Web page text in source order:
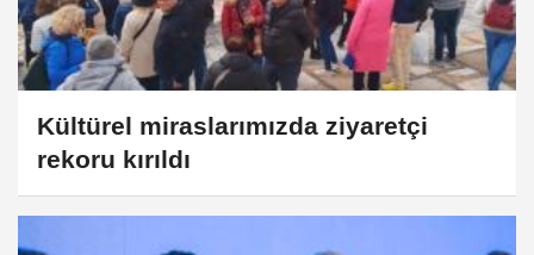
Kültürel miraslarımızda ziyaretçi
rekoru kırıldı